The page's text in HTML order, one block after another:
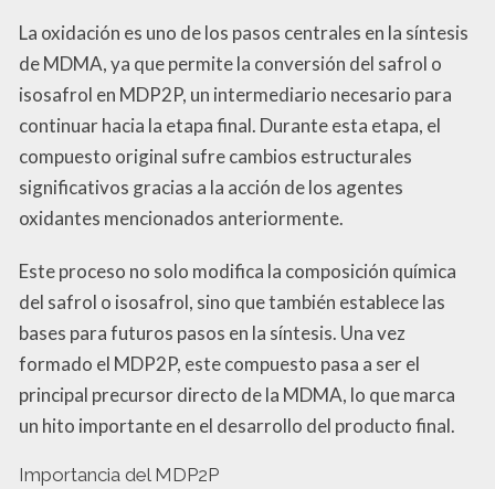
La oxidación es uno de los pasos centrales en la síntesis
de MDMA, ya que permite la conversión del safrol o
isosafrol en MDP2P, un intermediario necesario para
continuar hacia la etapa final. Durante esta etapa, el
compuesto original sufre cambios estructurales
significativos gracias a la acción de los agentes
oxidantes mencionados anteriormente.
Este proceso no solo modifica la composición química
del safrol o isosafrol, sino que también establece las
bases para futuros pasos en la síntesis. Una vez
formado el MDP2P, este compuesto pasa a ser el
principal precursor directo de la MDMA, lo que marca
un hito importante en el desarrollo del producto final.
Importancia del MDP2P